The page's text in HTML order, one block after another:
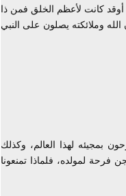
كانت لأعظم الخلق فمن ذا
وملائكته يصلون على النبي
ص 295، إذا كان بنو البشر فرحون بمجيئه لهذا العالم، وكذلك
فرحة لمولده، فلماذا تمنعونا